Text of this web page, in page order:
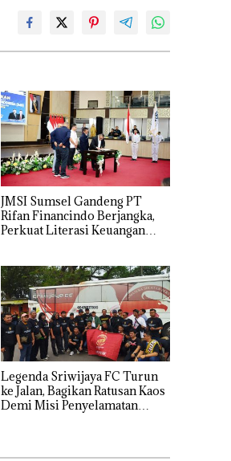
JMSI Sumsel Gandeng PT
Rifan Financindo Berjangka,
Perkuat Literasi Keuangan
Legenda Sriwijaya FC Turun
ke Jalan, Bagikan Ratusan Kaos
Demi Misi Penyelamatan